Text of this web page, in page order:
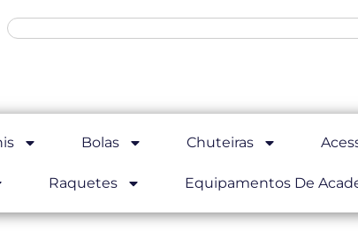
Bolas Chuteiras
Raquetes Equipamentos De